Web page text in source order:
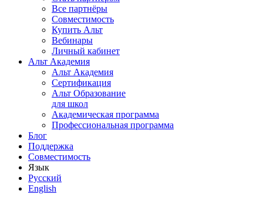
Все партнёры
Совместимость
Купить Альт
Вебинары
Личный кабинет
Альт Академия
Альт Академия
Сертификация
Альт Образование
для школ
Академическая программа
Профессиональная программа
Блог
Поддержка
Совместимость
Язык
Русский
English